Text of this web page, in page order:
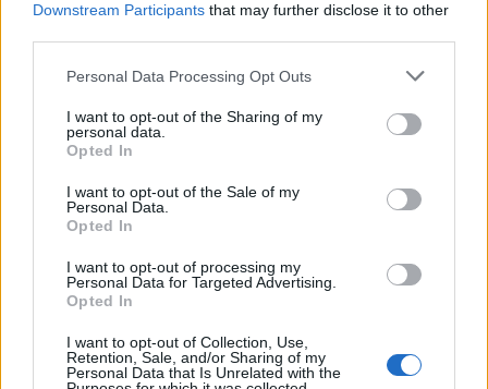
Downstream Participants that may further disclose it to other
Please note that this website/app uses one or more Google
not limited to your visit or usage behaviour. You may click to
grant or deny consent to Google and its third-party tags to
use your data for below specified purposes in below Google
consent section.
Personal Data Processing Opt Outs
I want to opt-out of the Sharing of my
personal data.
Opted In
I want to opt-out of the Sale of my
Personal Data.
Opted In
I want to opt-out of processing my
Personal Data for Targeted Advertising.
Opted In
I want to opt-out of Collection, Use,
Retention, Sale, and/or Sharing of my
Personal Data that Is Unrelated with the
Πρόκειται για τους τελευταίους αδειούχους του
Ιουλίου που αναζητούν ξεκούραση και δροσιά την
ώρα που το κύμα καύσωνα βρίσκεται σε πλήρη
Οι επιβάτες που πρόκειται σήμερα (Σάββατο) να
ταξιδέψουν θα πρέπει να βρίσκονται νωρίτερα
στην αποβάθρα αναχώρησης του πλοίου, λόγω
αυξημένης κίνησης στου περιμετρικούς δρόμους.